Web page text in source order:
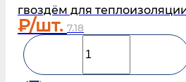
гвоздём для
₽/шт. 7.18